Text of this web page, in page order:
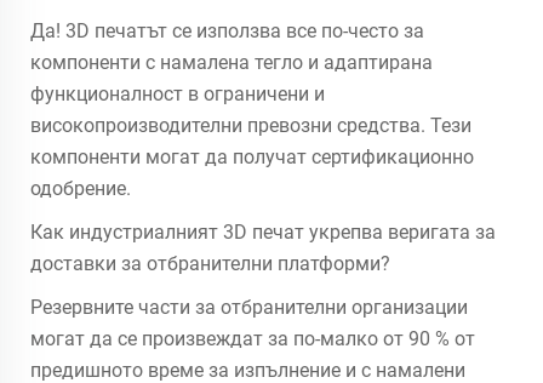
Да! 3D печатът се използва все по-често за
компоненти с намалена тегло и адаптирана
функционалност в ограничени и
високопроизводителни превозни средства. Тези
компоненти могат да получат сертификационно
одобрение.
Как индустриалният 3D печат укрепва веригата за
доставки за отбранителни платформи?
Резервните части за отбранителни организации
могат да се произвеждат за по-малко от 90 % от
предишното време за изпълнение и с намалени